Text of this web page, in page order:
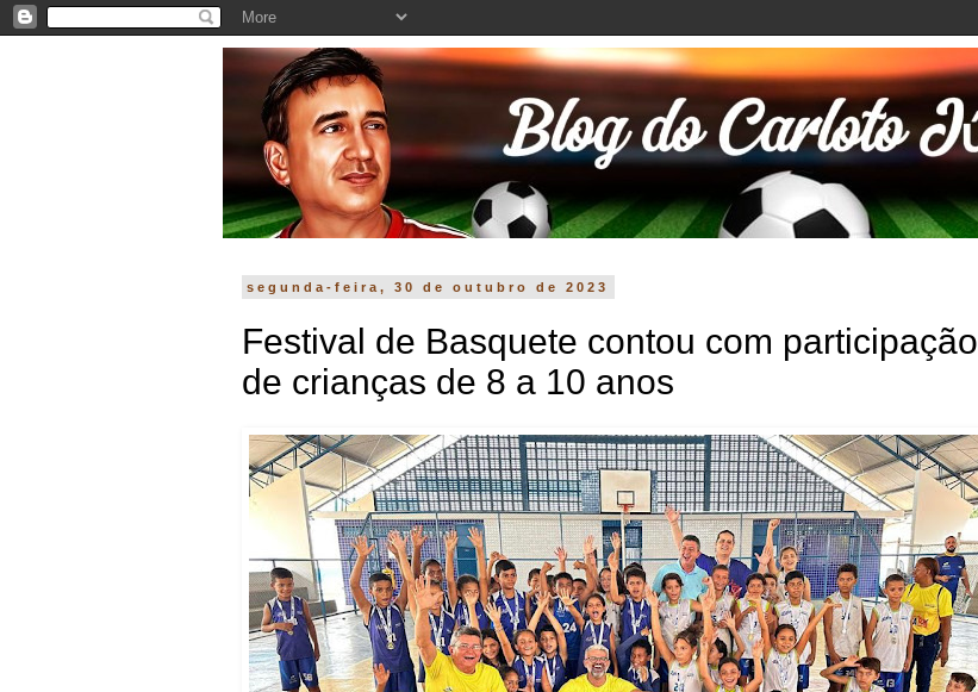
segunda-feira, 30 de outubro de 2023
Festival de Basquete contou com participação
de crianças de 8 a 10 anos